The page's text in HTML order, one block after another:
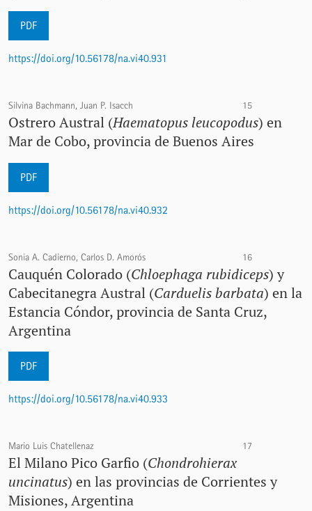
PDF
https://doi.org/10.56178/na.vi40.931
Silvina Bachmann, Juan P. Isacch 15
Ostrero Austral (Haematopus leucopodus) en
Mar de Cobo, provincia de Buenos Aires
PDF
https://doi.org/10.56178/na.vi40.932
Sonia A. Cadierno, Carlos D. Amorós 16
Cauquén Colorado (Chloephaga rubidiceps) y
Cabecitanegra Austral (Carduelis barbata) en la
Estancia Cóndor, provincia de Santa Cruz,
Argentina
PDF
https://doi.org/10.56178/na.vi40.933
Mario Luis Chatellenaz 17
El Milano Pico Garfio (Chondrohierax
uncinatus) en las provincias de Corrientes y
Misiones, Argentina